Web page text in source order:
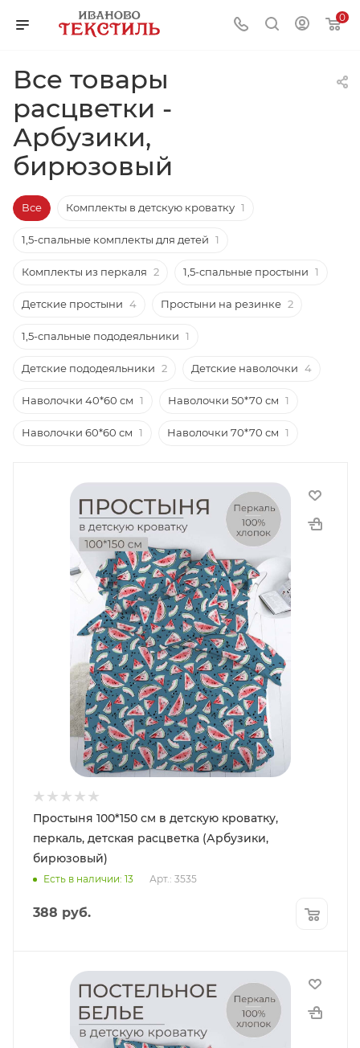
0
Все товары
расцветки -
Арбузики,
бирюзовый
Все Комплекты в детскую кроватку 1
1,5-спальные комплекты для детей 1
Комплекты из перкаля 2 1,5-спальные простыни 1
Детские простыни 4 Простыни на резинке 2
1,5-спальные пододеяльники 1
Детские пододеяльники 2 Детские наволочки 4
Наволочки 40*60 см 1 Наволочки 50*70 см 1
Наволочки 60*60 см 1 Наволочки 70*70 см 1
Простыня 100*150 см в детскую кроватку,
перкаль, детская расцветка (Арбузики,
бирюзовый)
Есть в наличии: 13 Арт.: 3535
388 руб.